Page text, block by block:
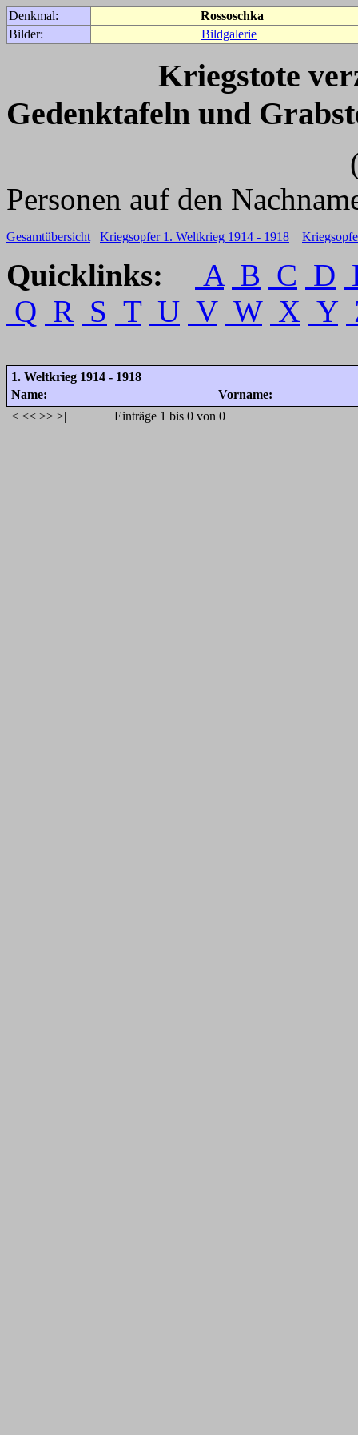
Denkmal:
Rossoschka
Bilder:
Bildgalerie
Kriegstote
Gedenktafeln und
(Für weitere
Personen auf den
Gesamtübersicht Kriegsopfer 1. Weltkrieg 1914 - 1918
Quicklinks: A B C D
Q R S T U V W X Y
1. Weltkrieg 1914 - 1918
Name:
Vorname:
|< << >> >| Einträge 1 bis 0 von 0